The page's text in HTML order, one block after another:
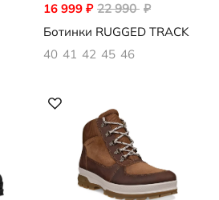
16 999 ₽ 22 990 ₽
Ботинки RUGGED TRACK
40 41 42 45 46